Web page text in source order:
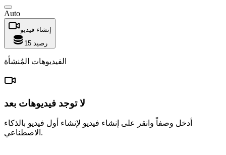
Auto
إنشاء فيديو
15 رصيد
الفيديوهات المُنشأة
لا توجد فيديوهات بعد
أدخل وصفاً وانقر على إنشاء فيديو لإنشاء أول فيديو بالذكاء
الاصطناعي.